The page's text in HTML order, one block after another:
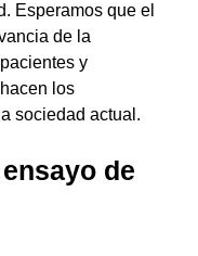
Esperamos que el
de la
y
los
sociedad actual.
de